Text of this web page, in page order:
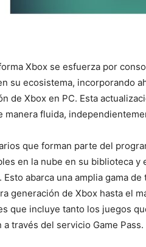
Xbox se esfuerza por
su ecosistema, incorporando
de Xbox en PC. Esta
manera fluida,
que forman parte del
en la nube en su biblioteca
Esto abarca una amplia gama
generación de Xbox hasta el
que incluye tanto los juegos
a través del servicio Game Pass.